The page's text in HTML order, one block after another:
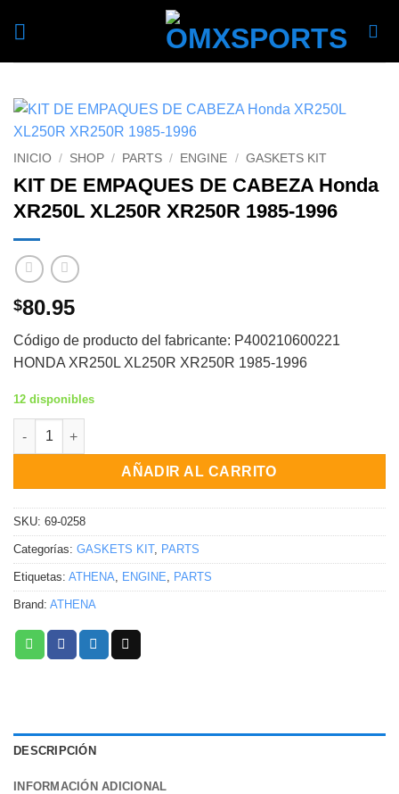
INICIO / SHOP / PARTS / ENGINE / GASKETS KIT
KIT DE EMPAQUES DE CABEZA Honda
XR250L XL250R XR250R 1985-1996
$80.95
Código de producto del fabricante: P400210600221
HONDA XR250L XL250R XR250R 1985-1996
12 disponibles
KIT DE EMPAQUES DE CABEZA Honda XR250L XL250R
AÑADIR AL CARRITO
SKU: 69-0258
Categorías: GASKETS KIT, PARTS
Etiquetas: ATHENA ENGINE PARTS
Brand: ATHENA
DESCRIPCIÓN
INFORMACIÓN ADICIONAL